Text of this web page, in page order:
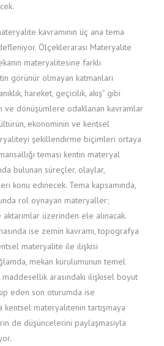
kavramının üç ana tema
Ölçeklerarası Materyalite
materyalitesine farklı
görünür olmayan katmanları
hareket, geçicilik, akış” gibi
ve dönüşümlere odaklanan kavramlar
ekonominin ve kentsel
şekillendirme biçimleri ortaya
teması kentin materyal
bulunan süreçler, olaylar,
konu edinecek. Tema kapsamında,
rol oynayan materyaller;
üzerinden ele alınacak.
ise zemin kavramı, topografya
materyalite ile ilişkisi
mekan kurulumunun temel
arasındaki ilişkisel boyut
eden son oturumda ise
kentsel materyalitenin tartışmaya
de düşüncelerini paylaşmasıyla